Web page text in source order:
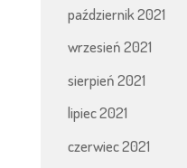
październik 2021
wrzesień 2021
sierpień 2021
lipiec 2021
czerwiec 2021